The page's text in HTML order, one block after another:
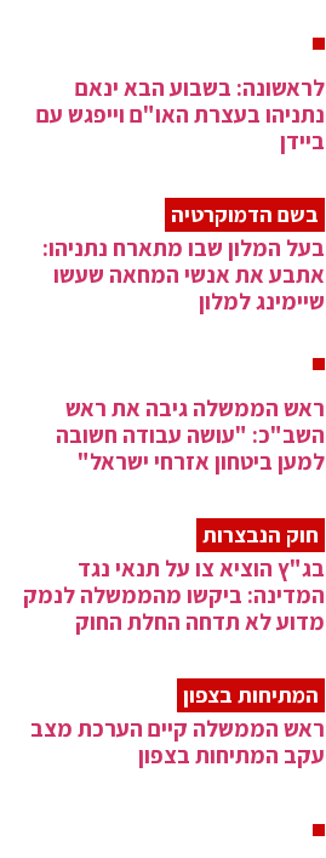
לראשונה: בשבוע הבא ינאם
נתניהו בעצרת האו"ם וייפגש עם
ביידן
בשם הדמוקרטיה
בעל המלון שבו מתארח נתניהו:
אתבע את אנשי המחאה שעשו
שיימינג למלון
ראש הממשלה גיבה את ראש
השב"כ: "עושה עבודה חשובה
למען ביטחון אזרחי ישראל"
חוק הנבצרות
בג"ץ הוציא צו על תנאי נגד
המדינה: ביקשו מהממשלה לנמק
מדוע לא תדחה החלת החוק
המתיחות בצפון
ראש הממשלה קיים הערכת מצב
עקב המתיחות בצפון